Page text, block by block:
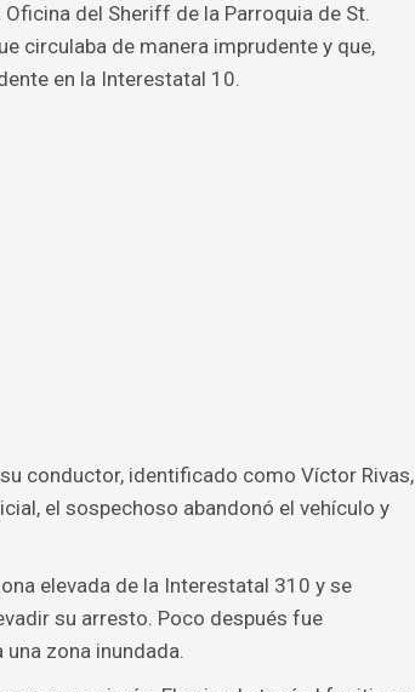
del Sheriff de la Parroquia de St.
circulaba de manera imprudente y que,
en la Interestatal 10.
conductor, identificado como Víctor Rivas,
el sospechoso abandonó el vehículo y
elevada de la Interestatal 310 y se
su arresto. Poco después fue
zona inundada.